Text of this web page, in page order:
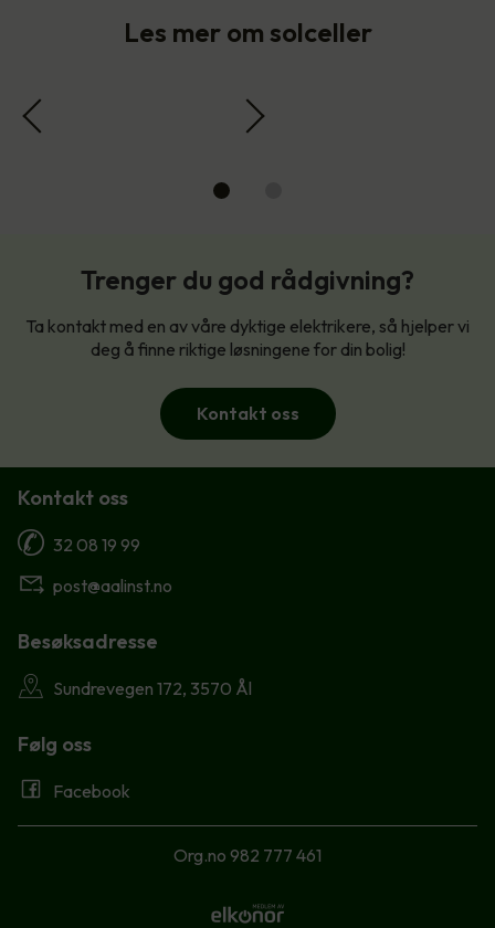
Les mer om solceller
Trenger du god rådgivning?
Ta kontakt med en av våre dyktige elektrikere, så hjelper vi
deg å finne riktige løsningene for din bolig!
Kontakt oss
Kontakt oss
32 08 19 99
post@aalinst.no
Besøksadresse
Sundrevegen 172, 3570 Ål
Følg oss
Facebook
Org.no 982 777 461